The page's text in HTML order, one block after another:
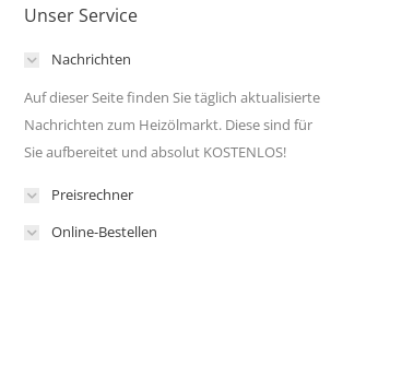
Unser Service
Nachrichten
Auf dieser Seite finden Sie täglich aktualisierte
Nachrichten zum Heizölmarkt. Diese sind für
Sie aufbereitet und absolut KOSTENLOS!
Preisrechner
Online-Bestellen